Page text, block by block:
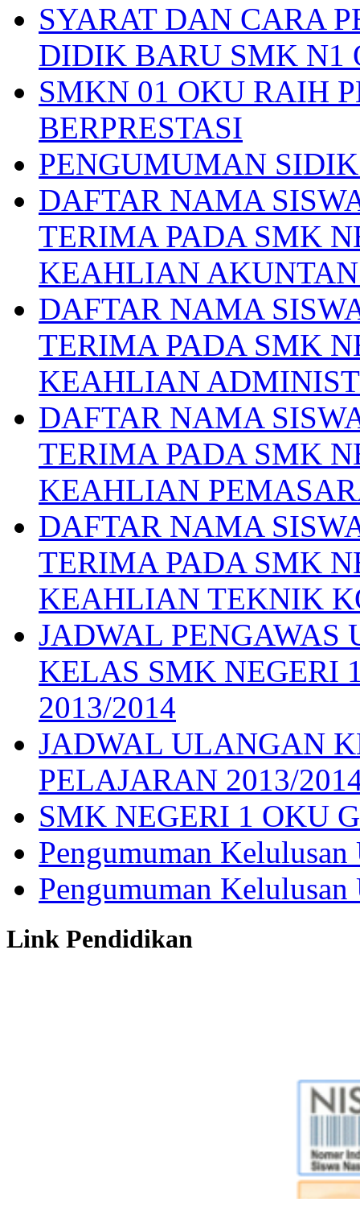
SYARAT DAN CARA
DIDIK BARU SMK N1
SMKN 01 OKU RAIH
BERPRESTASI
PENGUMUMAN
DAFTAR NAMA
TERIMA PADA SMK
KEAHLIAN
DAFTAR NAMA
TERIMA PADA SMK
KEAHLIAN
DAFTAR NAMA
TERIMA PADA SMK
KEAHLIAN
DAFTAR NAMA
TERIMA PADA SMK
KEAHLIAN TEKNIK
JADWAL
KELAS SMK NEGERI
2013/2014
JADWAL ULANGAN
PELAJARAN 2013/
SMK NEGERI 1 OKU
Pengumuman
Pengumuman
Link Pendidikan